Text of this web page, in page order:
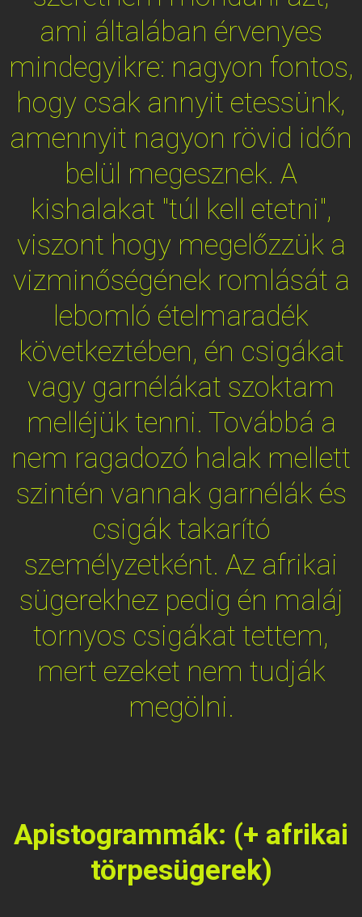
ami általában érvenyes
mindegyikre: nagyon fontos,
hogy csak annyit etessünk,
amennyit nagyon rövid időn
belül megesznek. A
kishalakat "túl kell etetni",
viszont hogy megelőzzük a
vizminőségének romlását a
lebomló ételmaradék
következtében, én csigákat
vagy garnélákat szoktam
melléjük tenni. Továbbá a
nem ragadozó halak mellett
szintén vannak garnélák és
csigák takarító
személyzetként. Az afrikai
sügerekhez pedig én maláj
tornyos csigákat tettem,
mert ezeket nem tudják
megölni.
Apistogrammák: (+ afrikai
törpesügerek)